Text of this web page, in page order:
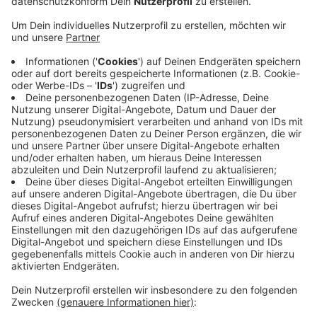
Anzeige
Autofahrer brettern zwischen den Schwellen hindurch,
teilweise fahren sie sogar über den Grünstreifen.
Christine ist sauer.
Auf unsere Nachfrage sagt die Stadt. Aus ihrer Sicht
habe sich grundsätzlich die Situation durch die
Bodenschwellen verbessert. Es sei jedoch möglich,
dass Autofahrer weiter Gas geben, wenn sie zwischen
den Schwellen hindurch fahren. Die Stadt will mit der
Polizei über Tempokontrollen in dem Bereich
sprechen.
Anzeige